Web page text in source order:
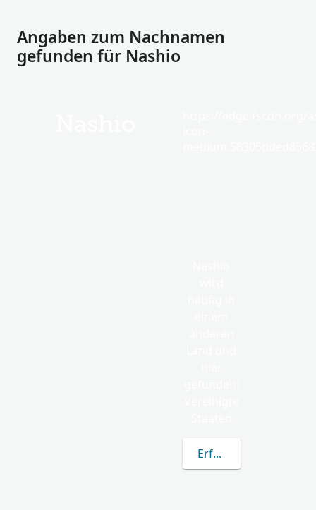
Angaben zum Nachnamen
gefunden für Nashio
Erfahren Sie mehr